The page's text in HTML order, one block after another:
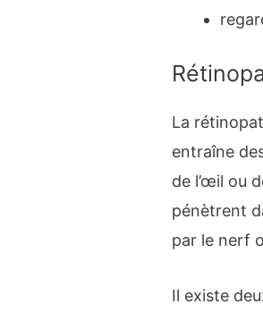
La
entraîne
de l’œil ou
pénètrent
par le nerf
Il existe